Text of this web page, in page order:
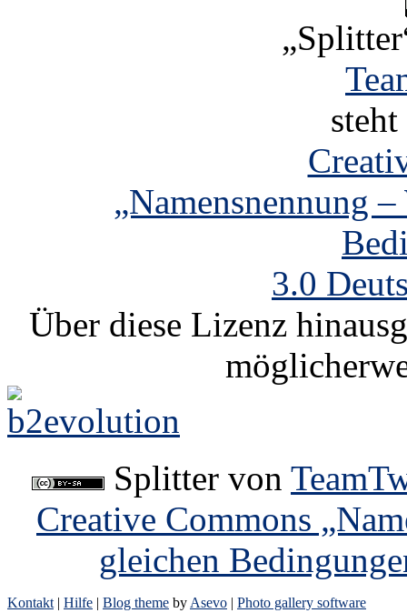
„Namensnennung
3.0
Über diese Lizenz
Splitter von
Creative Commons
gleichen
Kontakt | Hilfe | Blog theme by Asevo | Photo gallery software